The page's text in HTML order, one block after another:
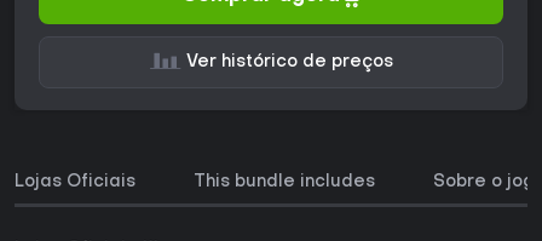
Ver histórico de preços
Lojas Oficiais This bundle includes Sobre o